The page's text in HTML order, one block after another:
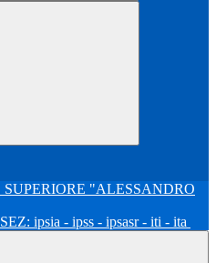
SEZ: ipsia - ipss - ipsasr - iti - ita